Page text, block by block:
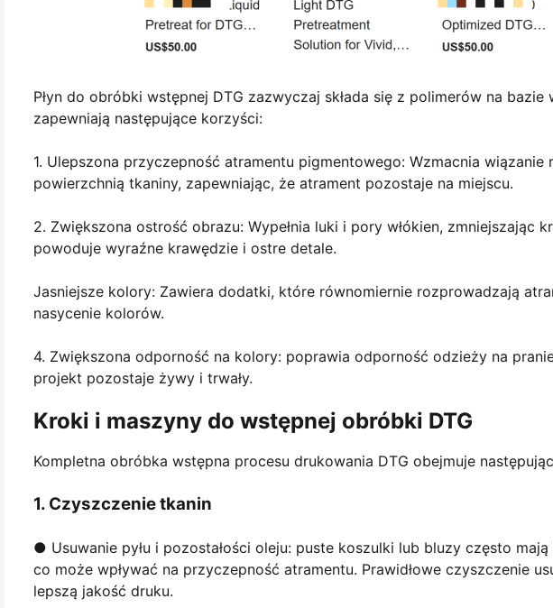
Płyn do obróbki wstępnej DTG zazwyczaj składa się z polimerów na
zapewniają następujące korzyści:
1. Ulepszona przyczepność atramentu pigmentowego: Wzmacnia
powierzchnią tkaniny, zapewniając, że atrament pozostaje na miejscu.
2. Zwiększona ostrość obrazu: Wypełnia luki i pory włókien, zmniejszając
powoduje wyraźne krawędzie i ostre detale.
Jasniejsze kolory: Zawiera dodatki, które równomiernie rozprowadzają
nasycenie kolorów.
4. Zwiększona odporność na kolory: poprawia odporność odzieży na
projekt pozostaje żywy i trwały.
Kroki i maszyny do wstępnej obróbki DTG
Kompletna obróbka wstępna procesu drukowania DTG obejmuje
1. Czyszczenie tkanin
● Usuwanie pyłu i pozostałości oleju: puste koszulki lub bluzy często
co może wpływać na przyczepność atramentu. Prawidłowe czyszczenie
lepszą jakość druku.